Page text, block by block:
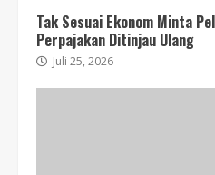
Tak Sesuai Ekonom Minta
Perpajakan Ditinjau Ulang
Juli 25, 2026